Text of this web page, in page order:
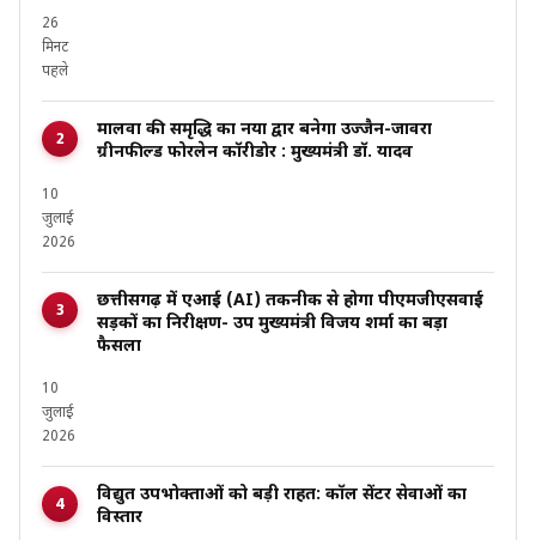
26
मिनट
पहले
मालवा की समृद्धि का नया द्वार बनेगा उज्जैन-जावरा
ग्रीनफील्ड फोरलेन कॉरीडोर : मुख्यमंत्री डॉ. यादव
10
जुलाई
2026
छत्तीसगढ़ में एआई (AI) तकनीक से होगा पीएमजीएसवाई
सड़कों का निरीक्षण- उप मुख्यमंत्री विजय शर्मा का बड़ा
फैसला
10
जुलाई
2026
विद्युत उपभोक्ताओं को बड़ी राहत: कॉल सेंटर सेवाओं का
विस्तार